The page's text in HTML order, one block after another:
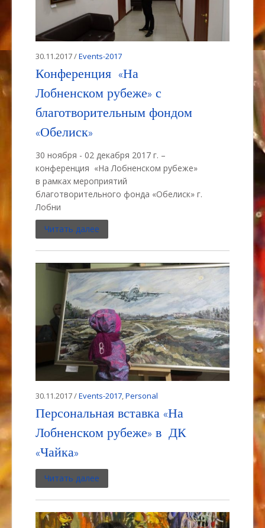
30.11.2017 /Events-2017
Конференция «На
Лобненском рубеже» с
благотворительным фондом
«Обелиск»
30 ноября - 02 декабря 2017 г. –
конференция «На Лобненском рубеже»
в рамках мероприятий
благотворительного фонда «Обелиск» г.
Лобни
Читать далее
30.11.2017 /Events-2017,Personal
Персональная вставка «На
Лобненском рубеже» в ДК
«Чайка»
Читать далее